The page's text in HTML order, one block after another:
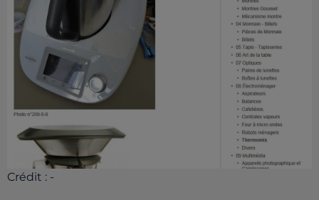
Crédit : -